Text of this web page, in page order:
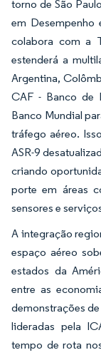
torno de São
em Desempenho
colabora com a
estenderá a
Argentina,
CAF - Banco de
Banco Mundial
tráfego aéreo.
ASR-9
criando
porte em áreas
sensores e
A integração
espaço aéreo
estados da
entre as
demonstrações
lideradas pela
tempo de rota